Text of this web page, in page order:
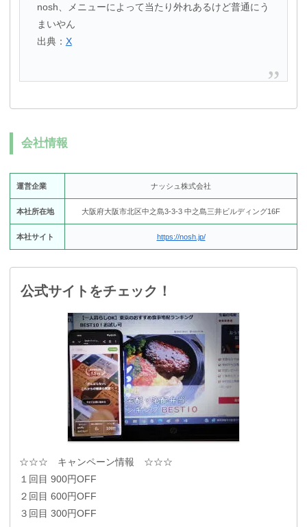
nosh、メニューによって当たり外れあるけど普通にう
まいやん
出典： X
会社情報
運営企業 ナッシュ株式会社
本社所在地 大阪府大阪市北区中之島3-3-3 中之島三井ビルディング16F
本社サイト https://nosh.jp/
公式サイトをチェック！
☆☆☆ キャンペーン情報 ☆☆☆
１回目 900円OFF
２回目 600円OFF
３回目 300円OFF